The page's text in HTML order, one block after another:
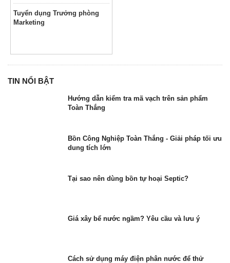
Tuyển dụng Trưởng phòng
Marketing
TIN NỔI BẬT
Hướng dẫn kiểm tra mã vạch trên sản phẩm
Toàn Thắng
Bồn Công Nghiệp Toàn Thắng - Giải pháp tối ưu
dung tích lớn
Tại sao nên dùng bồn tự hoại Septic?
Giá xây bể nước ngầm? Yêu cầu và lưu ý
Cách sử dụng máy điện phân nước để thử